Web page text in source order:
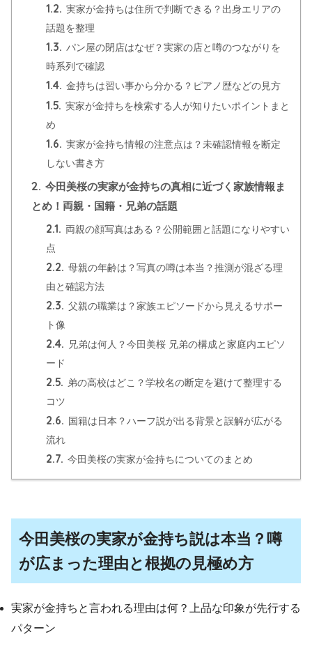
1.2. 実家が金持ちは住所で判断できる？出身エリアの
話題を整理
1.3. パン屋の閉店はなぜ？実家の店と噂のつながりを
時系列で確認
1.4. 金持ちは習い事から分かる？ピアノ歴などの見方
1.5. 実家が金持ちを検索する人が知りたいポイントまと
め
1.6. 実家が金持ち情報の注意点は？未確認情報を断定
しない書き方
2. 今田美桜の実家が金持ちの真相に近づく家族情報ま
とめ！両親・国籍・兄弟の話題
2.1. 両親の顔写真はある？公開範囲と話題になりやすい
点
2.2. 母親の年齢は？写真の噂は本当？推測が混ざる理
由と確認方法
2.3. 父親の職業は？家族エピソードから見えるサポー
ト像
2.4.
兄弟は何人？今田美桜 兄弟の構成と家庭内エピソ
ード
2.5. 弟の高校はどこ？学校名の断定を避けて整理する
コツ
2.6. 国籍は日本？ハーフ説が出る背景と誤解が広がる
流れ
2.7. 今田美桜の実家が金持ちについてのまとめ
今田美桜の実家が金持ち説は本当？噂
が広まった理由と根拠の見極め方
実家が金持ちと言われる理由は何？上品な印象が先行する
パターン